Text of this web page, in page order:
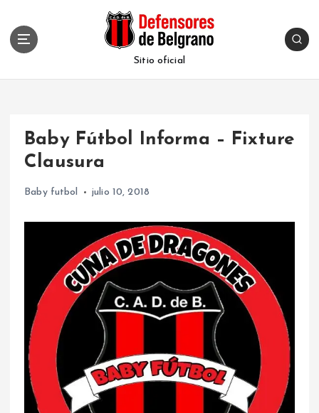
Sitio oficial
Baby Fútbol Informa – Fixture
Clausura
Baby futbol julio 10, 2018